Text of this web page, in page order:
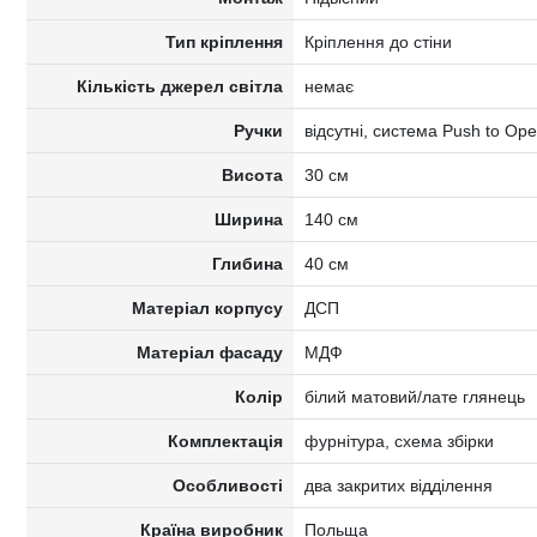
Тип кріплення Кріплення до стіни
Кількість джерел світла немає
Ручки відсутні, система Push to
Висота 30 см
Ширина 140 см
Глибина 40 см
Матеріал корпусу ДСП
Матеріал фасаду МДФ
Колір білий матовий/лате глянець
Комплектація фурнітура, схема збірки
Особливості два закритих відділення
Країна виробник Польща